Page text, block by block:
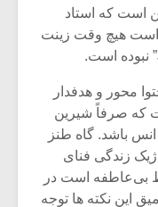
است که استاد
است هیچ وقت زینت
محور و هدفدار
که صرفاً شیرین
باشد. گاه طنز
زندگی فنای
بی‌عاطفه است در
این نکته ها توجه